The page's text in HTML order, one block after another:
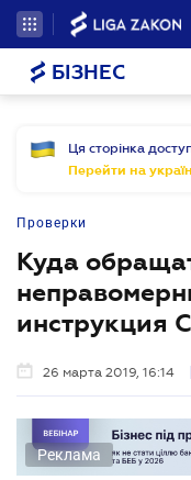
БІЗНЕС
Ця сторінка
Перейти на
Проверки
Куда
инструкция
26 марта 2019, 16:14
Реклама